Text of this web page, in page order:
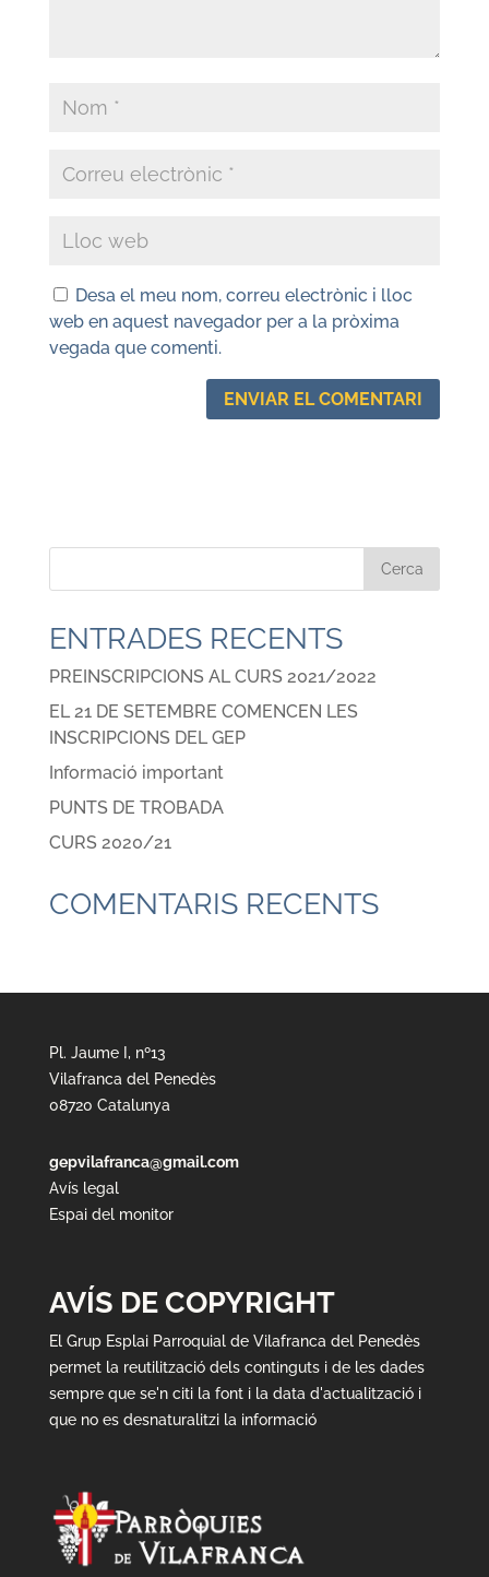
Desa el meu nom, correu electrònic i lloc
web en aquest navegador per a la pròxima
vegada que comenti.
ENTRADES RECENTS
PREINSCRIPCIONS AL CURS 2021/2022
EL 21 DE SETEMBRE COMENCEN LES
INSCRIPCIONS DEL GEP
Informació important
PUNTS DE TROBADA
CURS 2020/21
COMENTARIS RECENTS
Pl. Jaume I, nº13
Vilafranca del Penedès
08720 Catalunya
gepvilafranca@gmail.com
Avís legal
Espai del monitor
AVÍS DE COPYRIGHT
El Grup Esplai Parroquial de Vilafranca del Penedès
permet la reutilització dels continguts i de les dades
sempre que se'n citi la font i la data d'actualització i
que no es desnaturalitzi la informació